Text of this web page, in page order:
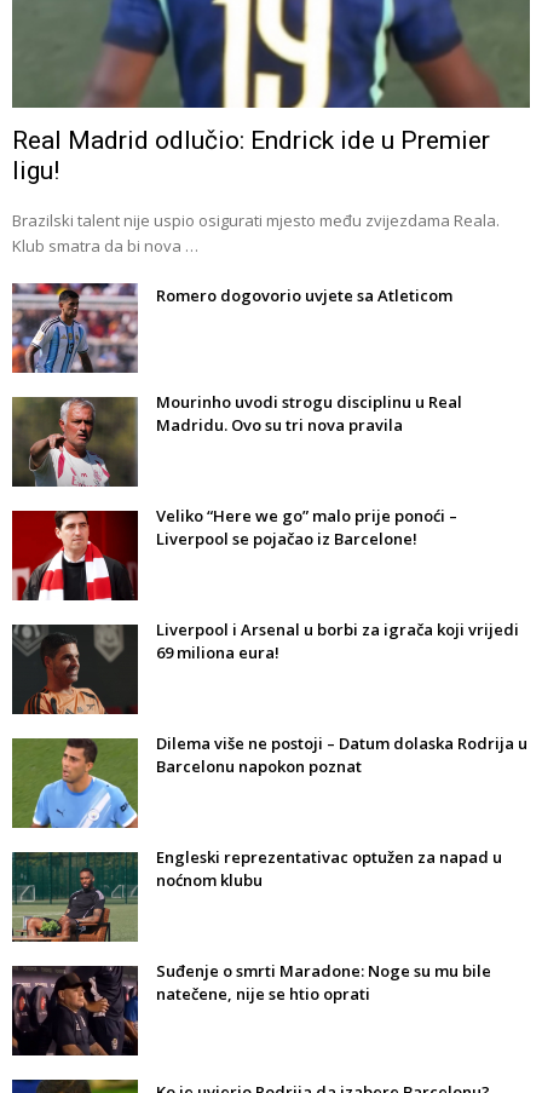
Real Madrid odlučio: Endrick ide u Premier
ligu!
Brazilski talent nije uspio osigurati mjesto među zvijezdama Reala.
Klub smatra da bi nova …
Romero dogovorio uvjete sa Atleticom
Mourinho uvodi strogu disciplinu u Real
Madridu. Ovo su tri nova pravila
Veliko “Here we go” malo prije ponoći –
Liverpool se pojačao iz Barcelone!
Liverpool i Arsenal u borbi za igrača koji vrijedi
69 miliona eura!
Dilema više ne postoji – Datum dolaska Rodrija u
Barcelonu napokon poznat
Engleski reprezentativac optužen za napad u
noćnom klubu
Suđenje o smrti Maradone: Noge su mu bile
natečene, nije se htio oprati